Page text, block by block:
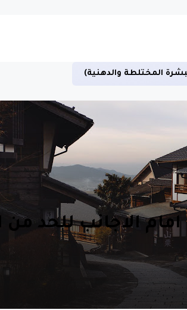
المختلطة والدهنية)
امام الاجانب للحد من